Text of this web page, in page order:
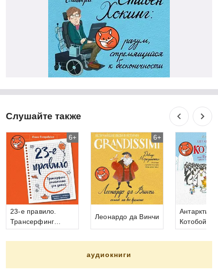
Слушайте также
23-е правило.
Трансерфинг
реальности для
детей
6+
Леонардо да Винчи
6+
Котобой
аудиокниги